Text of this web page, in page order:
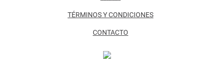
TÉRMINOS Y CONDICIONES
CONTACTO